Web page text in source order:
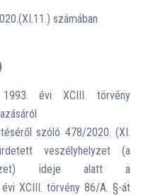
számában
évi XCIII. törvény
szóló 478/2020. (XI.
veszélyhelyzet (a
ideje alatt a
XCIII. törvény 86/A. §-át